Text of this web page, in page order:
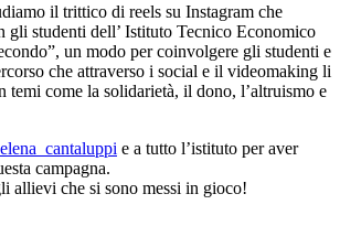
il trittico di reels su Instagram che
gli studenti dell’ Istituto Tecnico Economico
un modo per coinvolgere gli studenti e
che attraverso i social e il videomaking li
temi come la solidarietà, il dono, l’altruismo e
e a tutto l’istituto per aver
campagna.
allievi che si sono messi in gioco!